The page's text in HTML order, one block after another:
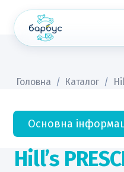
content
Головна / Каталог /
Основна
Hill’s